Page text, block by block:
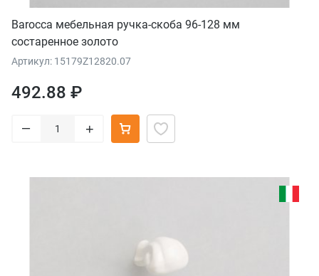
Barocca мебельная ручка-скоба 96-128 мм
состаренное золото
Артикул: 15179Z12820.07
492.88 ₽
– +